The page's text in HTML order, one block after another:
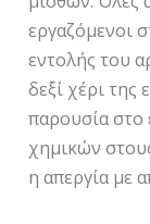
εργαζόμενοι
εντολής του
δεξί χέρι της
παρουσία στο
χημικών
η απεργία με